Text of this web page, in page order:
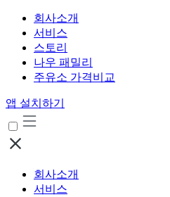
회사소개
서비스
스토리
나우 패밀리
주유소 가격비교
앱 설치하기
회사소개
서비스